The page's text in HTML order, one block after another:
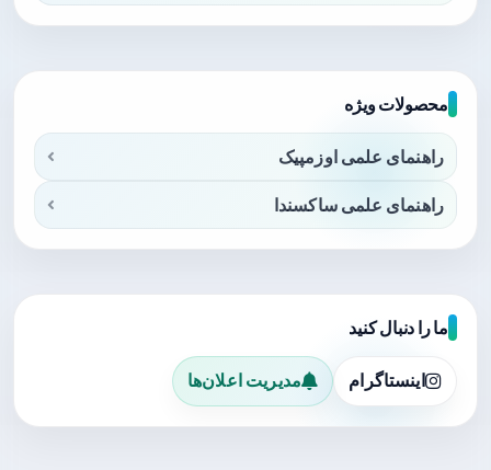
محصولات ویژه
راهنمای علمی اوزمپیک
راهنمای علمی ساکسندا
ما را دنبال کنید
اینستاگرام مدیریت اعلان‌ها